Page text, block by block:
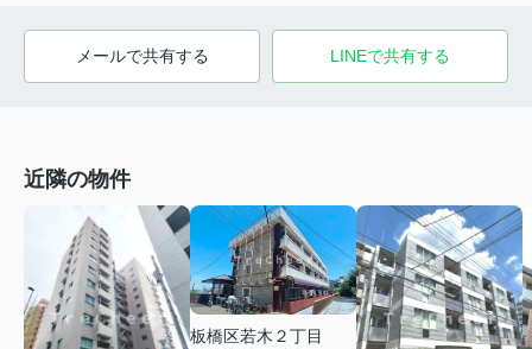
メールで共有する LINEで共有する
近隣の物件
板橋区若木２丁目